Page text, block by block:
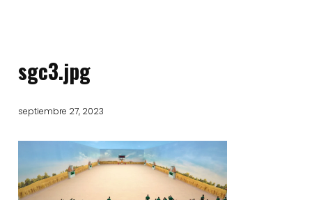
sgc3.jpg
septiembre 27, 2023